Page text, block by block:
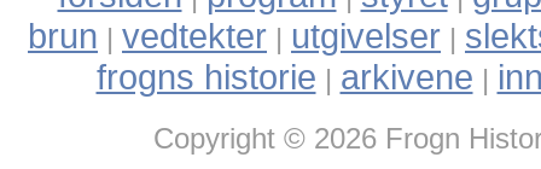
brun | vedtekter | utgivelser |
frogns historie | arkivene |
Copyright © 2026 Frogn